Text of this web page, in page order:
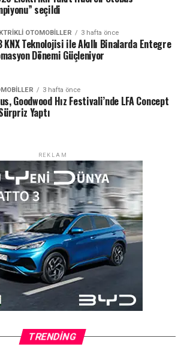
Güvenli, Daha Şeffaf Bir Pazar
girmesiyle birlikte:
kalite standardizasyonu
önemli ölçüde azalacak
ve standart dışı uygulamalar ortadan
temelli bir yapı güçlenecek
araç ticaretinde ekspertiz, sistemin en
biri haline gelecek.
seçildi
OTOMOBILLER 3 hafta önce
KNX Teknolojisi ile Akıllı Binalarda Entegre
Dönemi Güçleniyor
3 hafta önce
Goodwood Hız Festivali’nde LFA Concept
Yaptı
REKLAM
TRENDING